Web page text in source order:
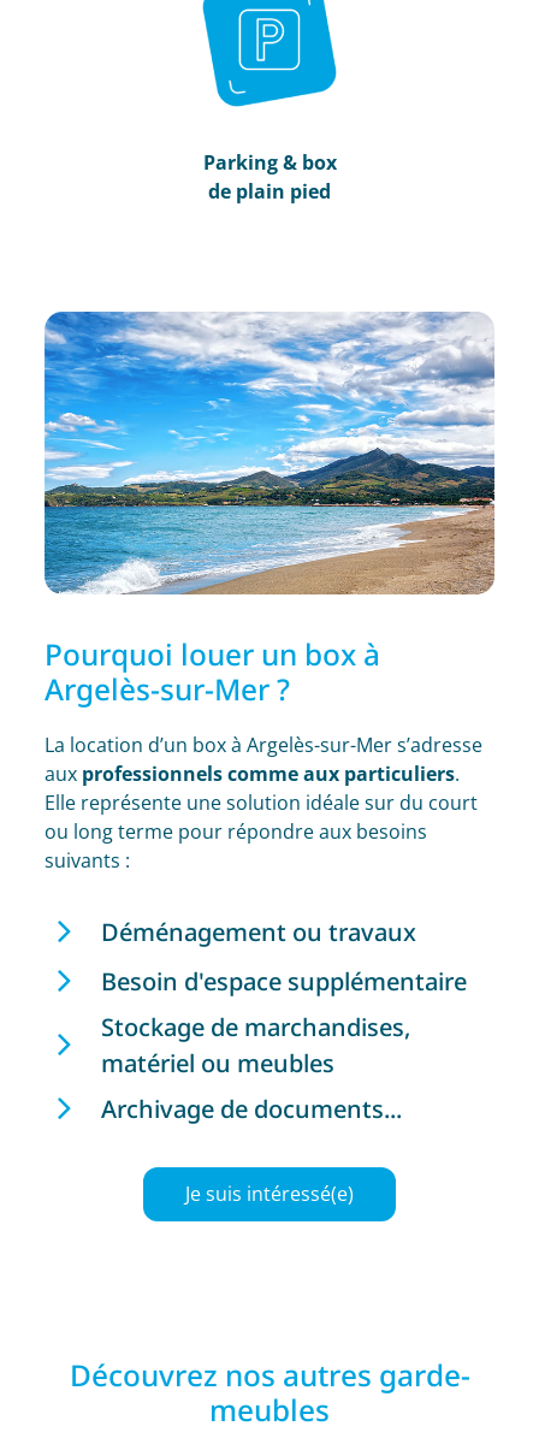
Parking & box
de plain pied
Pourquoi louer un box à
Argelès-sur-Mer ?
La location d’un box à Argelès-sur-Mer s’adresse
aux professionnels comme aux particuliers.
Elle représente une solution idéale sur du court
ou long terme pour répondre aux besoins
suivants :
Déménagement ou travaux
Besoin d'espace supplémentaire
Stockage de marchandises,
matériel ou meubles
Archivage de documents...
Je suis intéressé(e)
Découvrez nos autres garde-
meubles